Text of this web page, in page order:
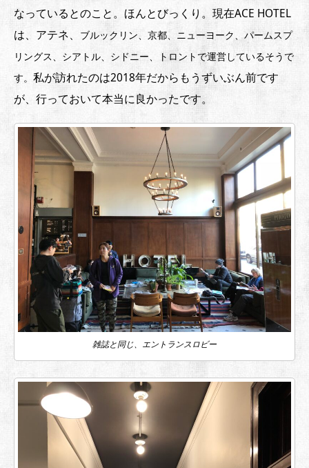
なっているとのこと。ほんとびっくり。現在ACE HOTEL
は、アテネ、
ブルックリン、 京都、 ニューヨーク、 パームスプ
リングス、 シアトル、 シドニー、
トロントで運営しているそうで
す。 私が訪れたのは2018年だからもうずいぶん前です
が、行っておいて本当に良かったです。
雑誌と同じ、エントランスロビー